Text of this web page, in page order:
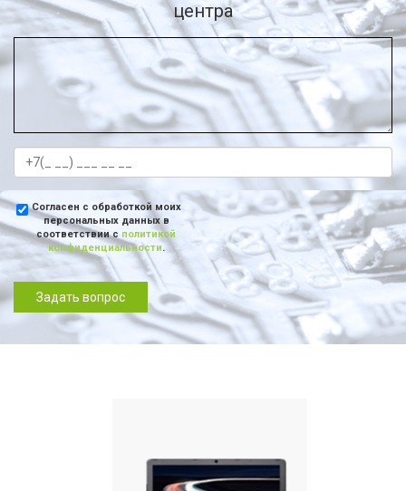
центра
Согласен с обработкой моих
персональных данных в
соответствии с политикой
конфиденциальности.
Задать вопрос